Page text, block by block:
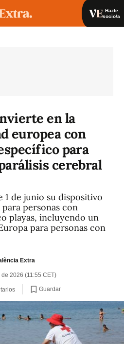
Hazte
socio/a
en la
europea con
para
cerebral
1 de junio su dispositivo
personas con
playas, incluyendo un
para personas con
Extra
2026 (11:55 CET)
Guardar